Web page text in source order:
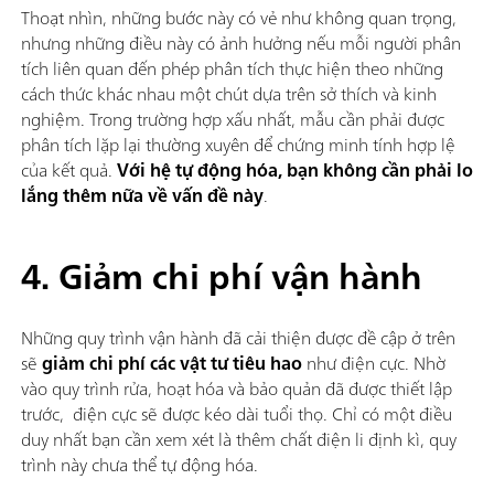
Thoạt nhìn, những bước này có vẻ như không quan trọng,
nhưng những điều này có ảnh hưởng nếu mỗi người phân
tích liên quan đến phép phân tích thực hiện theo những
cách thức khác nhau một chút dựa trên sở thích và kinh
nghiệm. Trong trường hợp xấu nhất, mẫu cần phải được
phân tích lặp lại thường xuyên để chứng minh tính hợp lệ
của kết quả.Với hệ tự động hóa, bạn không cần phải lo
lắng thêm nữa về vấn đề này.
4. Giảm chi phí vận hành
Những quy trình vận hành đã cải thiện được đề cập ở trên
sẽgiảm chi phí các vật tư tiêu haonhư điện cực. Nhờ
vào quy trình rửa, hoạt hóa và bảo quản đã được thiết lập
trước, điện cực sẽ được kéo dài tuổi thọ. Chỉ có một điều
duy nhất bạn cần xem xét là thêm chất điện li định kì, quy
trình này chưa thể tự động hóa.